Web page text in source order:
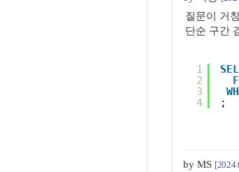
질문이 거
단순 구간
1
2
3
4
;
by MS